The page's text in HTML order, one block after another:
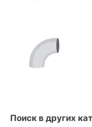
Поиск в других